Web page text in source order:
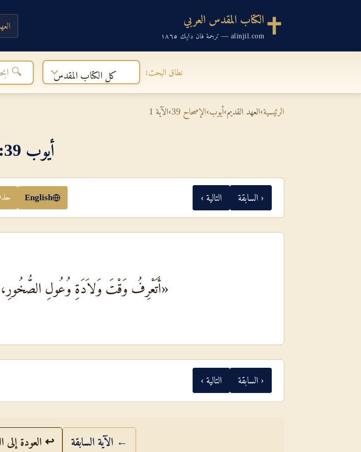
الكتاب المقدس العربي
alinjil.com — ترجمة فان دايك ١٨٦٥
نطاق البحث: كل الكتاب المقدس
الرئيسية›العهد القديم›أيوب›الإصحاح 39 ›الآية 1
أيوب 39‏:‏1
‹ السابقة التالية › English
«أَتَعْرِفُ وَقْتَ وَلاَدَةِ وُعُولِ
‹ السابقة التالية ›
← الآية السابقة ↩ العودة إلى